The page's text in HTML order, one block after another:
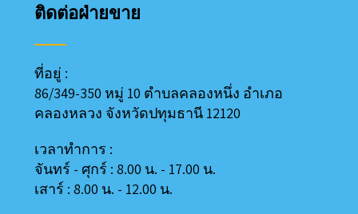
ติดต่อฝ่ายขาย
ที่อยู่ :
86/349-350 หมู่ 10 ตำบลคลองหนึ่ง อำเภอ
คลองหลวง จังหวัดปทุมธานี 12120
เวลาทำการ :
จันทร์ - ศุกร์ : 8.00 น. - 17.00 น.
เสาร์ : 8.00 น. - 12.00 น.